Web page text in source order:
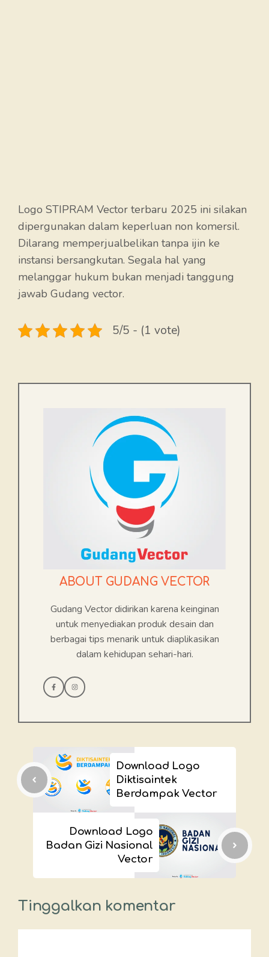
Logo STIPRAM Vector terbaru 2025 ini silakan
dipergunakan dalam keperluan non komersil.
Dilarang memperjualbelikan tanpa ijin ke
instansi bersangkutan. Segala hal yang
melanggar hukum bukan menjadi tanggung
jawab Gudang vector.
5/5 - (1 vote)
ABOUT GUDANG VECTOR
Gudang Vector didirikan karena keinginan
untuk menyediakan produk desain dan
berbagai tips menarik untuk diaplikasikan
dalam kehidupan sehari-hari.
Download Logo
Diktisaintek
Berdampak Vector
Download Logo
Badan Gizi Nasional
Vector
Tinggalkan komentar